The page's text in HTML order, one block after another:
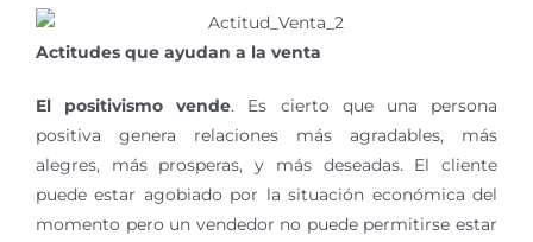
Actitudes que ayudan a la venta
El positivismo vende. Es cierto que una persona
positiva genera relaciones más agradables, más
alegres, más prosperas, y más deseadas. El cliente
puede estar agobiado por la situación económica del
momento pero un vendedor no puede permitirse estar